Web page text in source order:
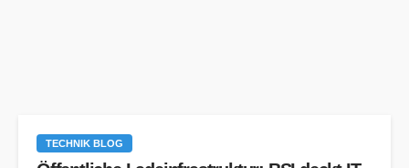
TECHNIK BLOG